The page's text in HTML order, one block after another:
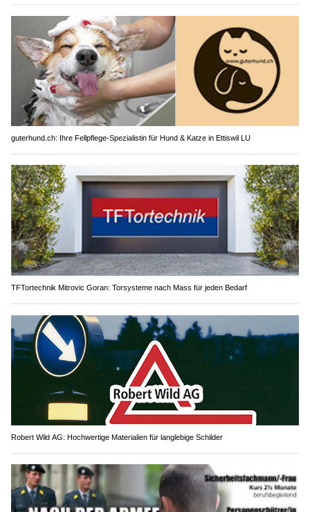
guterhund.ch: Ihre Fellpflege-Spezialistin für Hund & Katze in Ettiswil LU
TFTortechnik Mitrovic Goran: Torsysteme nach Mass für jeden Bedarf
Robert Wild AG: Hochwertige Materialien für langlebige Schilder